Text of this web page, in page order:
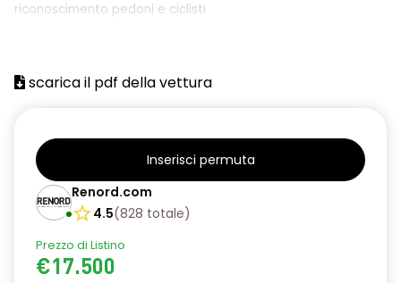
riconoscimento pedoni e ciclisti
Airbag laterali a tendina anteriori e posteriori
Alzacristalli elettrici posteriori
Barre tetto modulari nere
Bracciolo anteriore con vano portaoggetti
Chiave pieghevole a 3 pulsanti
scarica il pdf della vettura
Inserisci permuta
Renord.com
4.5(828 totale)
Prezzo di Listino
€17.500